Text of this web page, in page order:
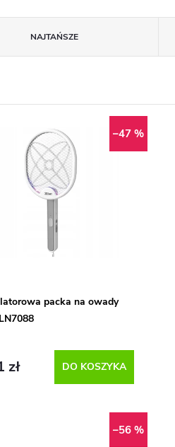
NAJTAŃSZE
–47 %
packa na owady
zł DO KOSZYKA
–56 %